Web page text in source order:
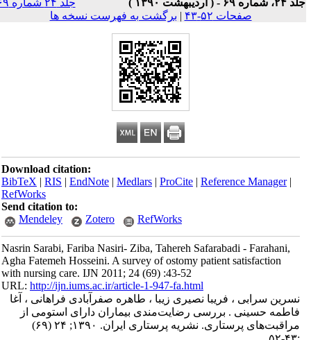
شماره ۶۹ - ( اردیبهشت ۱۳۹۰ )
جلد ۲۴ شماره ۶۹
صفحات ۵۲-۴۳
|برگشت به فهرست نسخه ها
Download citation:
BibTeX|RIS|EndNote|Medlars|ProCite|Reference Manager
RefWorks
Send citation to:
Mendeley
Zotero RefWorks
Nasrin Sarabi, Fariba Nasiri- Ziba, Tahereh Safarabadi - Farahani,
Agha Fatemeh Hosseini. A survey of ostomy patient satisfaction
with nursing care. IJN 2011; 24 (69) :43-52
URL:http://ijn.iums.ac.ir/article-1-947-fa.html
نسرین سرابی ، فریبا نصیری زیبا ، طاهره صفرآبادی فراهانی ، آغا
فاطمه حسینی . بررسی رضایت‌مندی بیماران دارای استومی از
مراقبت‌های پرستاری. نشریه پرستاری ایران. ۱۳۹۰; ۲۴ (۶۹)